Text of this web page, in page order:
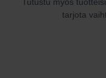
tarjota